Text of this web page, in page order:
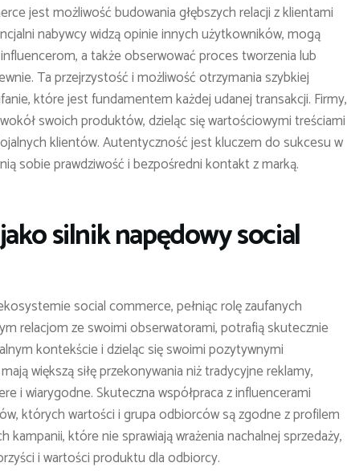
jest możliwość budowania głębszych relacji z klientami
nabywcy widzą opinie innych użytkowników, mogą
a także obserwować proces tworzenia lub
Ta przejrzystość i możliwość otrzymania szybkiej
które jest fundamentem każdej udanej transakcji. Firmy,
swoich produktów, dzieląc się wartościowymi treściami
klientów. Autentyczność jest kluczem do sukcesu w
sobie prawdziwość i bezpośredni kontakt z marką.
silnik napędowy social
social commerce, pełniąc rolę zaufanych
relacjom ze swoimi obserwatorami, potrafią skutecznie
kontekście i dzieląc się swoimi pozytywnymi
większą siłę przekonywania niż tradycyjne reklamy,
i wiarygodne. Skuteczna współpraca z influencerami
których wartości i grupa odbiorców są zgodne z profilem
które nie sprawiają wrażenia nachalnej sprzedaży,
i wartości produktu dla odbiorcy.